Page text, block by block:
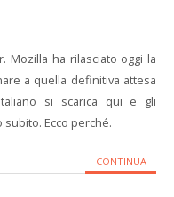
Mozilla ha rilasciato oggi la
a quella definitiva attesa
si scarica qui e gli
Ecco perché.
CONTINUA